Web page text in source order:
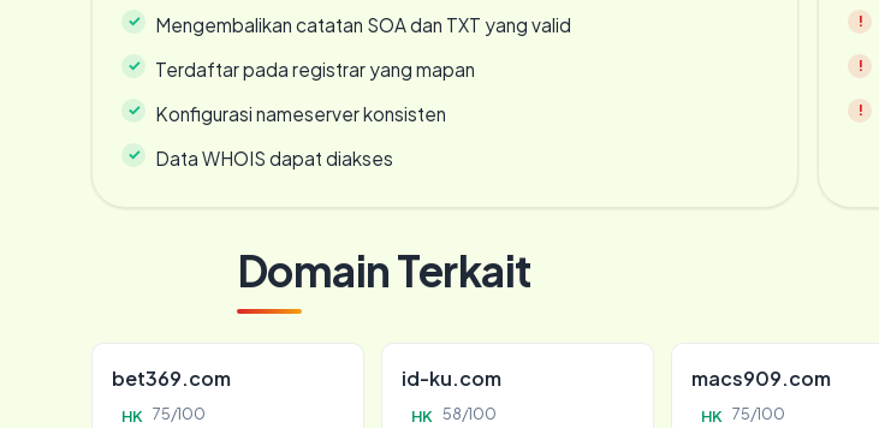
Mengembalikan catatan SOA dan TXT yang valid
Terdaftar pada registrar yang mapan
Konfigurasi nameserver konsisten
Data WHOIS dapat diakses
Domain Terkait
bet369.com
HK 75/100
id-ku.com
HK 58/100
macs909.com
HK 75/100